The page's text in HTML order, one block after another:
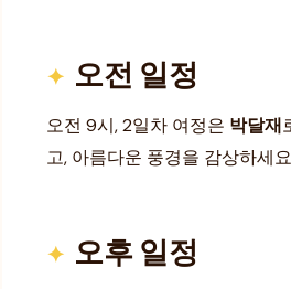
오전 일정
오전 9시, 2일차 여정은 박달재
고, 아름다운 풍경을 감상하세
오후 일정